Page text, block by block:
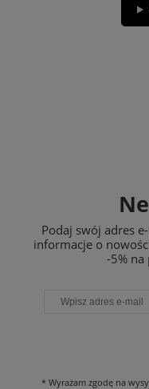
Podaj swój adres
informacje o
-5% na
* Wyrażam zgodę na